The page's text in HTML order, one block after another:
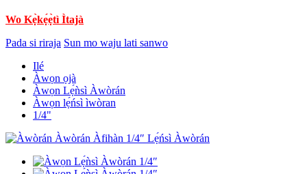
Wo Kẹ̀kẹ́ẹ̀tì Ìtajà
Pada si riraja Sun mo waju lati sanwo
Ilé
Àwọn ọjà
Àwọn Lẹ́ǹsì Àwòrán
Àwọn lẹ́ńsì ìwòran
1/4"